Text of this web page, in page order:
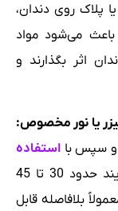
پلاک روی دندان،
باعث می‌شود مواد
اثر بگذارند و
یا نور مخصوص:
و سپس با استفاده
فعال می‌گردد. این فرآیند حدود 30 تا 45
بلافاصله قابل